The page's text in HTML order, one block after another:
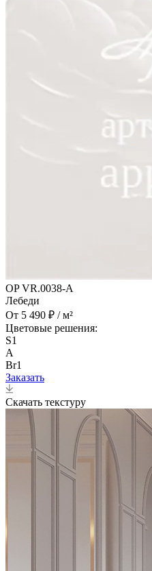
OP VR.0038-A
Лебеди
От 5 490 ₽ / м²
Цветовые решения:
S1
A
Br1
Заказать
Скачать текстуру